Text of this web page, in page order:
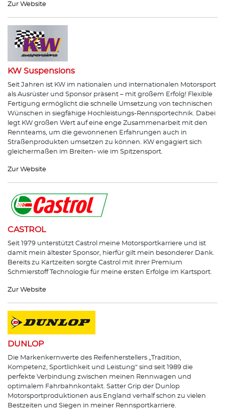
Zur Website
KW Suspensions
Seit Jahren ist KW im nationalen und internationalen Motorsport
als Ausrüster und Sponsor präsent – mit großem Erfolg! Flexible
Fertigung ermöglicht die schnelle Umsetzung von technischen
Wünschen in siegfähige Hochleistungs-Rennsportechnik. Dabei
legt KW großen Wert auf eine enge Zusammenarbeit mit den
Rennteams, um die gewonnenen Erfahrungen auch in
Straßenprodukten umsetzen zu können. KW engagiert sich
gleichermaßen im Breiten- wie im Spitzensport.
Zur Website
CASTROL
Seit 1979 unterstützt Castrol meine Motorsportkarriere und ist
damit mein ältester Sponsor, hierfür gilt mein besonderer Dank.
Bereits zu Kartzeiten sorgte Castrol mit ihrer Premium
Schmierstoff Technologie für meine ersten Erfolge im Kartsport.
Zur Website
DUNLOP
Die Markenkernwerte des Reifenherstellers „Tradition,
Kompetenz, Sportlichkeit und Leistung“ sind seit 1989 die
perfekte Verbindung zwischen meinen Rennwagen und
optimalem Fahrbahnkontakt. Satter Grip der Dunlop
Motorsportproduktionen aus England verhalf schon zu vielen
Bestzeiten und Siegen in meiner Rennsportkarriere.